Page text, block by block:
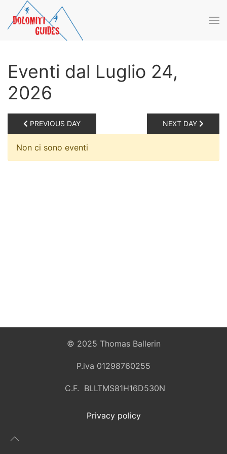
Skip to main content
Eventi dal Luglio 24,
2026
PREVIOUS DAY NEXT DAY
Non ci sono eventi
© 2025 Thomas Ballerin
P.iva 01298760255
C.F. BLLTMS81H16D530N
Privacy policy